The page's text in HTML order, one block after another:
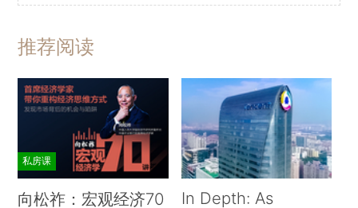
推荐阅读
私房课
向松祚：宏观经济70
In Depth: As